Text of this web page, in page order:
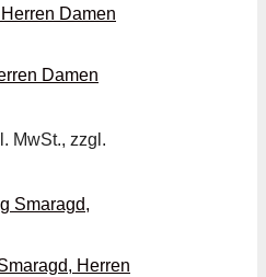
Damen
MwSt., zzgl.
Herren